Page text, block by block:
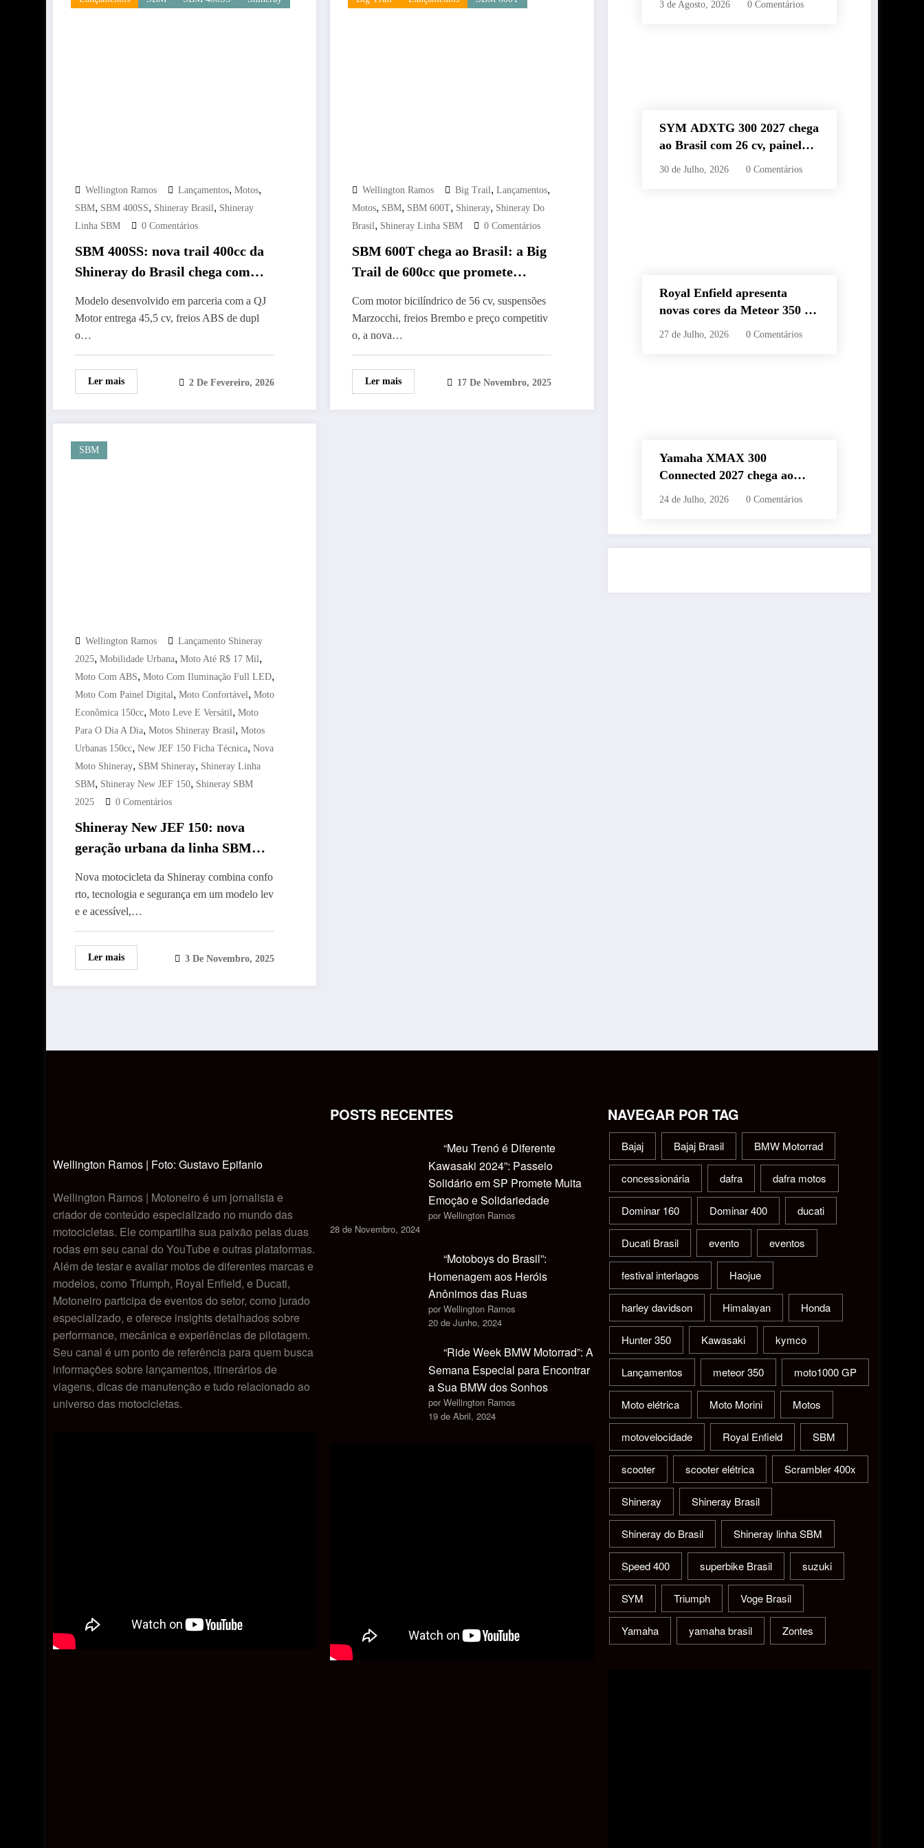
Wellington Ramos Lançamentos, Motos,
SBM, SBM 400SS, Shineray Brasil, Shineray
Linha SBM
0 Comentários
SBM 400SS: nova trail 400cc da
Shineray do Brasil chega com
competitivo
Modelo desenvolvido em parceria com a QJ
Motor entrega 45,5 cv, freios ABS de dupl
o…
Ler mais 2 De Fevereiro, 2026
Wellington Ramos Big Trail,Lançamentos,
Motos, SBM, SBM 600T, Shineray, Shineray Do
Brasil, Shineray Linha SBM 0 Comentários
SBM 600T chega ao Brasil: a Big
Trail de 600cc que promete
Com motor bicilíndrico de 56 cv, suspensões
Marzocchi, freios Brembo e preço competitiv
o, a nova…
Ler mais 17 De Novembro, 2025
SBM
Wellington Ramos
Lançamento Shineray
2025, Mobilidade Urbana, Moto Até R$ 17 Mil,
Moto Com ABS, Moto Com Iluminação Full LED,
Moto Com Painel Digital, Moto Confortável, Moto
Econômica 150cc, Moto Leve E Versátil, Moto
Para O Dia A Dia, Motos Shineray Brasil, Motos
Urbanas 150cc, New JEF 150 Ficha Técnica, Nova
Moto Shineray, SBM Shineray, Shineray Linha
SBM, Shineray New JEF 150, Shineray SBM
2025
0 Comentários
Shineray New JEF 150: nova
geração urbana da linha SBM
iluminação Full LED e freios
ABS
Nova motocicleta da Shineray combina confo
rto, tecnologia e segurança em um modelo lev
e e acessível,…
Ler mais 3 De Novembro, 2025
3 de Agosto, 2026 0 Comentários
SYM ADXTG 300 2027 chega
ao Brasil com 26 cv, painel
TFT de 7” e preço de R$
30 de Julho, 2026 0 Comentários
Royal Enfield apresenta
novas cores da Meteor 350 e
revela edição especial da
27 de Julho, 2026 0 Comentários
Yamaha XMAX 300
Connected 2027 chega ao
Brasil com novas cores,
24 de Julho, 2026 0 Comentários
Wellington Ramos | Foto: Gustavo Epifanio
Wellington Ramos | Motoneiro é um jornalista e
criador de conteúdo especializado no mundo das
motocicletas. Ele compartilha sua paixão pelas duas
rodas em seu canal do YouTube e outras plataformas.
Além de testar e avaliar motos de diferentes marcas e
modelos, como Triumph, Royal Enfield, e Ducati,
Motoneiro participa de eventos do setor, como jurado
especializado, e oferece insights detalhados sobre
performance, mecânica e experiências de pilotagem.
Seu canal é um ponto de referência para quem busca
informações sobre lançamentos, itinerários de
viagens, dicas de manutenção e tudo relacionado ao
universo das motocicletas.
POSTS RECENTES
“Meu Trenó é Diferente
Kawasaki 2024”: Passeio
Solidário em SP Promete Muita
Emoção e Solidariedade
por Wellington Ramos
28 de Novembro, 2024
“Motoboys do Brasil”:
Homenagem aos Heróis
Anônimos das Ruas
por Wellington Ramos
20 de Junho, 2024
“Ride Week BMW Motorrad”: A
Semana Especial para Encontrar
a Sua BMW dos Sonhos
por Wellington Ramos
19 de Abril, 2024
NAVEGAR POR TAG
Bajaj Bajaj Brasil BMW Motorrad
concessionária dafra dafra motos
Dominar 160 Dominar 400 ducati
Ducati Brasil evento eventos
festival interlagos Haojue
harley davidson Himalayan Honda
Hunter 350 Kawasaki kymco
Lançamentos meteor 350 moto1000 GP
Moto elétrica Moto Morini Motos
motovelocidade Royal Enfield SBM
scooter scooter elétrica Scrambler 400x
Shineray Shineray Brasil
Shineray do Brasil Shineray linha SBM
Speed 400 superbike Brasil suzuki
SYM Triumph Voge Brasil
Yamaha yamaha brasil Zontes